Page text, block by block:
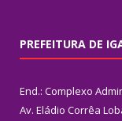
PREFEITURA DE
End.: Complexo
Av. Eládio Corrêa